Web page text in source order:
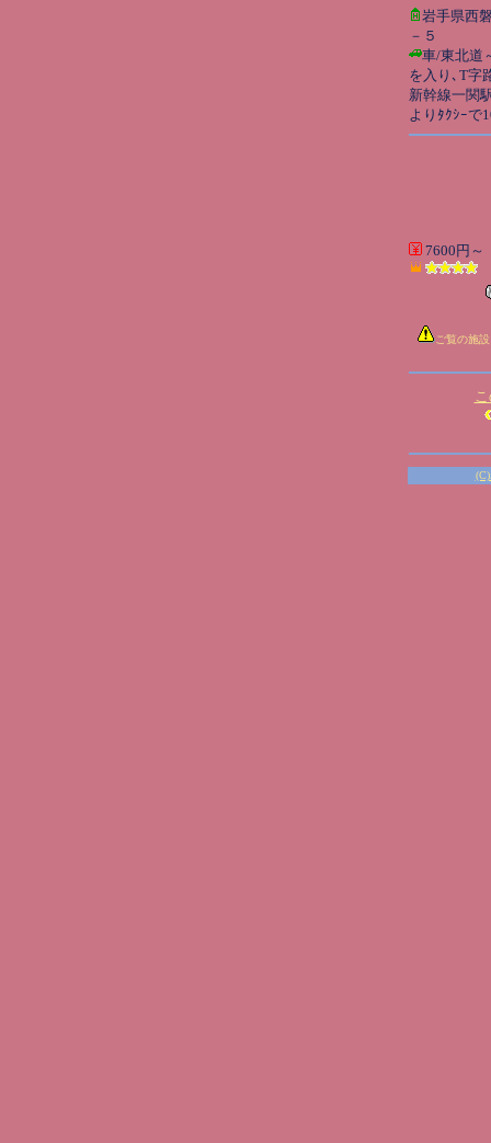
岩手県西
－５
車/東北道
を入り､T字
新幹線一関
よりﾀｸｼｰで
7600円～
ご覧の施